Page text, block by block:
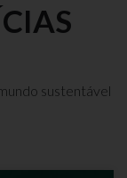
sustentável